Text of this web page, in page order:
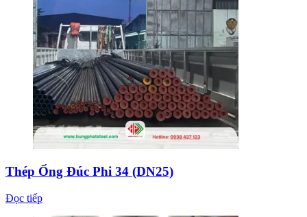
Thép Ống Đúc Phi 34 (DN25)
Đọc tiếp